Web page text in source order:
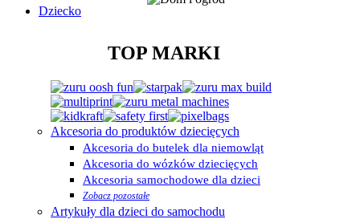
Dziecko
TOP MARKI
Akcesoria do produktów dziecięcych
Akcesoria do butelek dla niemowląt
Akcesoria do wózków dziecięcych
Akcesoria samochodowe dla dzieci
Zobacz pozostałe
Artykuły dla dzieci do samochodu